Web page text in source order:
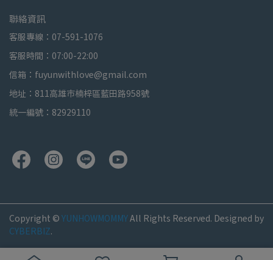
聯絡資訊
客服專線：07-591-1076
客服時間：07:00-22:00
信箱：fuyunwithlove@gmail.com
地址：811高雄市楠梓區藍田路958號
統一編號：82929110
Copyright © YUNHOWMOMMYAll Rights Reserved. Designed by
CYBERBIZ.